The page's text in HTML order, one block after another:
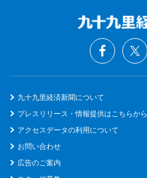
九十九里経済新聞について
プレスリリース・情報提供はこちらから
アクセスデータの利用について
お問い合わせ
広告のご案内